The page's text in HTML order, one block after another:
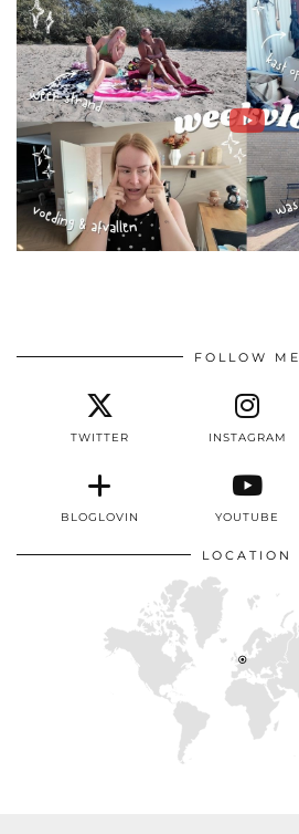
FOLLOW ME
TWITTER INSTAGRAM
BLOGLOVIN YOUTUBE
LOCATION